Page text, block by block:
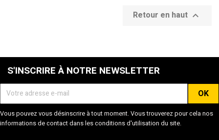
Retour en haut 
S'INSCRIRE À NOTRE NEWSLETTER
Vous pouvez vous désinscrire à tout moment. Vous trouverez pour cela nos
informations de contact dans les conditions d'utilisation du site.